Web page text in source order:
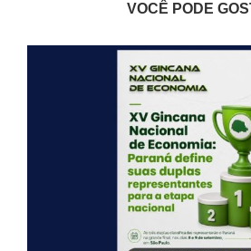
VOCÊ PODE